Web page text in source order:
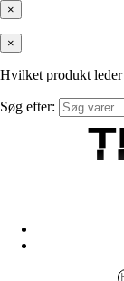
×
×
Hvilket produkt leder
Søg efter: